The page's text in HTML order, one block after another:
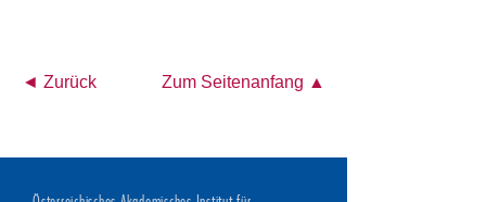
◄ Zurück Zum Seitenanfang ▲